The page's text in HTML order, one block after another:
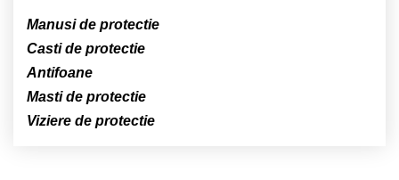
Manusi de protectie
Casti de protectie
Antifoane
Masti de protectie
Viziere de protectie